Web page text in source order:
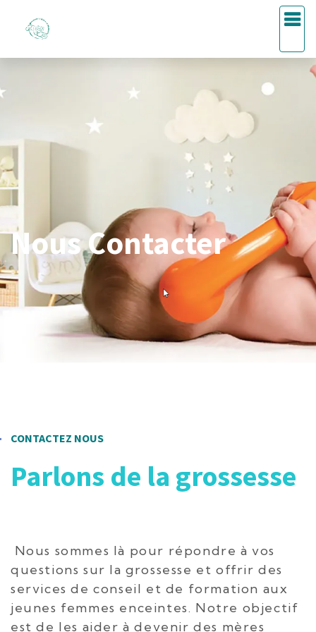
Nous Contacter
CONTACTEZ NOUS
Parlons de la grossesse
Nous sommes là pour répondre à vos
questions sur la grossesse et offrir des
services de conseil et de formation aux
jeunes femmes enceintes. Notre objectif
est de les aider à devenir des mères